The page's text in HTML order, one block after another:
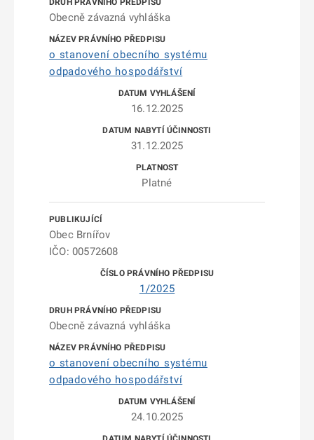
Obecně závazná vyhláška
o stanovení obecního systému
odpadového hospodářství
16.12.2025
31.12.2025
Platné
Obec Brnířov
IČO: 00572608
1/2025
Obecně závazná vyhláška
o stanovení obecního systému
odpadového hospodářství
24.10.2025